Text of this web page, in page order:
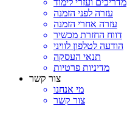
מדריכים ועזרי לימוד
עזרה לפני הזמנה
עזרה אחרי הזמנה
דווח החזרת מכשיר
הודעה לטלפון לוויני
תנאי העסקה
מדיניות פרטיות
צור קשר
מי אנחנו
צור קשר